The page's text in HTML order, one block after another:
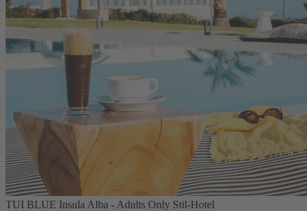
TUI BLUE Insula Alba - Adults Only Stil-Hotel